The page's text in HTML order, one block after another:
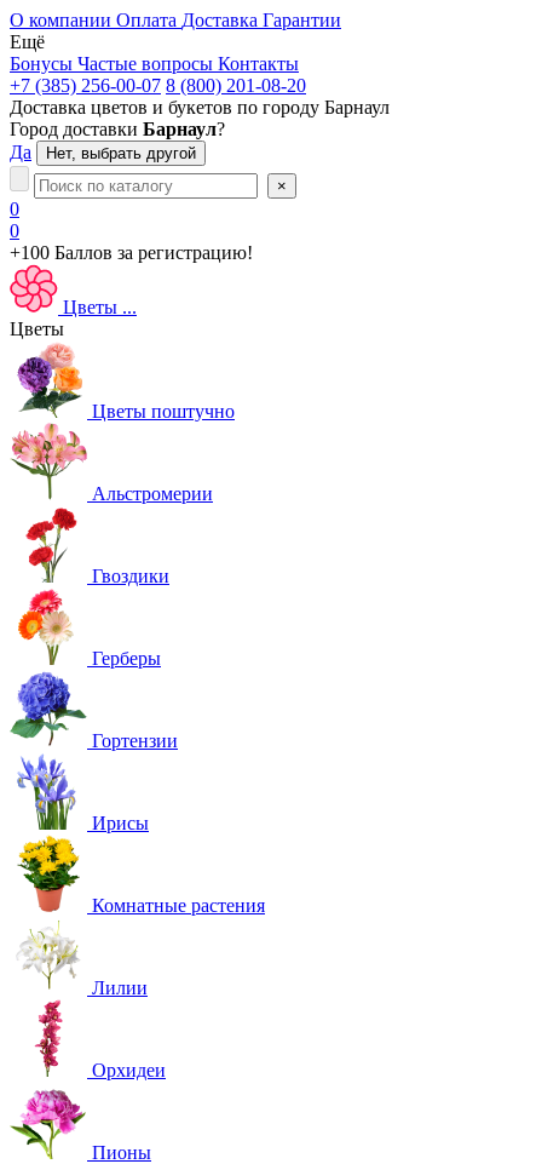
О компании Оплата Доставка Гарантии
Ещё
Бонусы Частые вопросы Контакты
+7 (385) 256-00-07 8 (800) 201-08-20
Доставка цветов и букетов по городу Барнаул
Город доставки Барнаул?
Да
Нет, выбрать другой
×
0
0
+100 Баллов за регистрацию!
Цветы ...
Цветы
Цветы поштучно
Альстромерии
Гвоздики
Герберы
Гортензии
Ирисы
Комнатные растения
Лилии
Орхидеи
Пионы